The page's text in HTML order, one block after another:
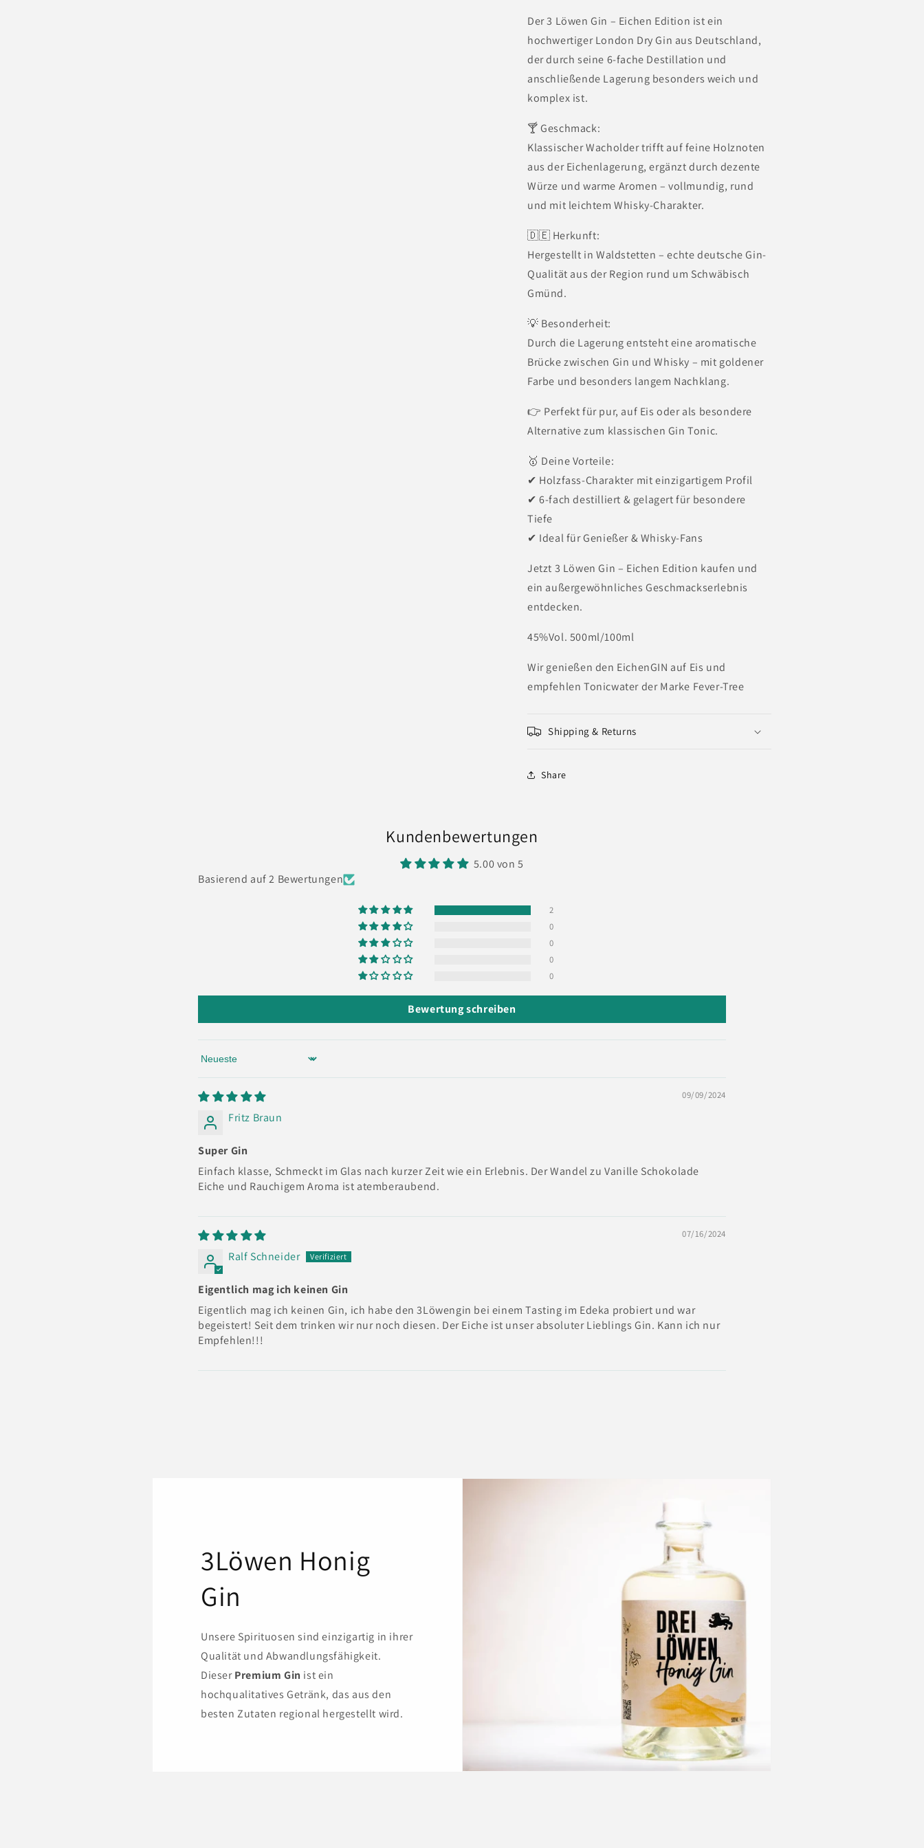
Der 3 Löwen Gin – Eichen Edition ist ein
hochwertiger London Dry Gin aus Deutschland,
der durch seine 6-fache Destillation und
anschließende Lagerung besonders weich und
komplex ist.
🍸 Geschmack:
Klassischer Wacholder trifft auf feine Holznoten
aus der Eichenlagerung, ergänzt durch dezente
Würze und warme Aromen – vollmundig, rund
und mit leichtem Whisky-Charakter.
🇩🇪 Herkunft:
Hergestellt in Waldstetten – echte deutsche Gin-
Qualität aus der Region rund um Schwäbisch
Gmünd.
💡 Besonderheit:
Durch die Lagerung entsteht eine aromatische
Brücke zwischen Gin und Whisky – mit goldener
Farbe und besonders langem Nachklang.
👉 Perfekt für pur, auf Eis oder als besondere
Alternative zum klassischen Gin Tonic.
🥇 Deine Vorteile:
✔ Holzfass-Charakter mit einzigartigem Profil
✔ 6-fach destilliert & gelagert für besondere
Tiefe
✔ Ideal für Genießer & Whisky-Fans
Jetzt 3 Löwen Gin – Eichen Edition kaufen und
ein außergewöhnliches Geschmackserlebnis
entdecken.
45%Vol. 500ml/100ml
Wir genießen den EichenGIN auf Eis und
empfehlen Tonicwater der Marke Fever-Tree
Shipping & Returns
Share
Kundenbewertungen
5.00 von 5
Basierend auf 2 Bewertungen
2
0
0
0
0
Bewertung schreiben
Sort by
09/09/2024
Fritz Braun
Super Gin
Einfach klasse, Schmeckt im Glas nach kurzer Zeit wie ein Erlebnis. Der Wandel zu Vanille Schokolade
Eiche und Rauchigem Aroma ist atemberaubend.
07/16/2024
Ralf Schneider
Eigentlich mag ich keinen Gin
Eigentlich mag ich keinen Gin, ich habe den 3Löwengin bei einem Tasting im Edeka probiert und war
begeistert! Seit dem trinken wir nur noch diesen. Der Eiche ist unser absoluter Lieblings Gin. Kann ich nur
Empfehlen!!!
3Löwen Honig
Gin
Unsere Spirituosen sind einzigartig in ihrer
Qualität und Abwandlungsfähigkeit.
DieserPremium Gin ist ein
hochqualitatives Getränk, das aus den
besten Zutaten regional hergestellt wird.